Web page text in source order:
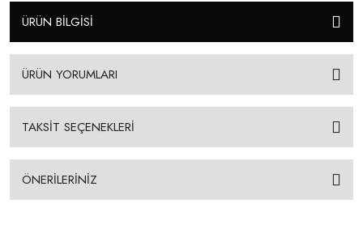
ÜRÜN BİLGİSİ
ÜRÜN YORUMLARI
TAKSİT SEÇENEKLERİ
ÖNERİLERİNİZ